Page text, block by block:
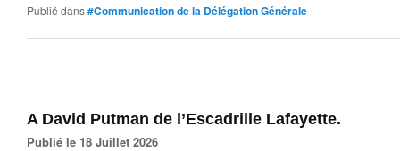
Publié dans#Communication de la Délégation Générale
A David Putman de l’Escadrille Lafayette.
Publié le 18 Juillet 2026